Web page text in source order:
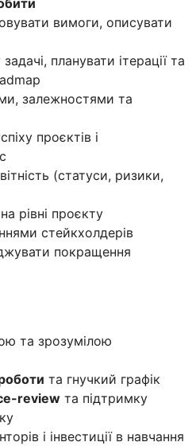
вимоги, описувати
планувати ітерації та
залежностями та
проєктів і
(статуси, ризики,
рівні проєкту
стейкхолдерів
покращення
та зрозумілою
та гнучкий графік
review та підтримку
і інвестиції в навчання